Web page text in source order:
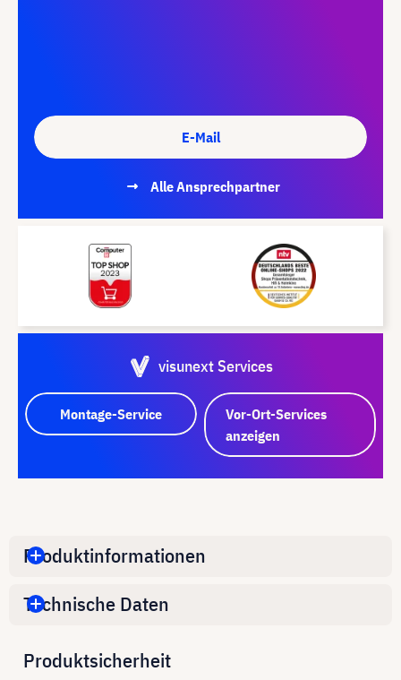
E-Mail
Alle Ansprechpartner
visunext Services
Montage-Service
Vor-Ort-Services
anzeigen
Produktinformationen
Technische Daten
Produktsicherheit